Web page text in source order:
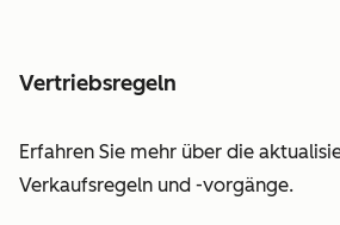
Vertriebsregeln
Erfahren Sie mehr über die
Verkaufsregeln und -vorgänge.